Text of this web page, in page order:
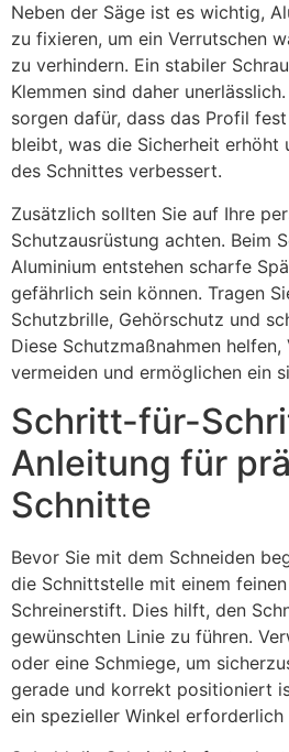
Neben der Säge ist es wichtig,
zu fixieren, um ein Verrutschen
zu verhindern. Ein stabiler
Klemmen sind daher
sorgen dafür, dass das Profil
bleibt, was die Sicherheit erhöht
des Schnittes verbessert.
Zusätzlich sollten Sie auf Ihre
Schutzausrüstung achten. Beim
Aluminium entstehen scharfe
gefährlich sein können. Tragen
Schutzbrille, Gehörschutz und
Diese Schutzmaßnahmen helfen,
vermeiden und ermöglichen ein
Schritt-für-
Anleitung für
Schnitte
Bevor Sie mit dem Schneiden
die Schnittstelle mit einem
Schreinerstift. Dies hilft, den
gewünschten Linie zu führen.
oder eine Schmiege, um
gerade und korrekt positioniert
ein spezieller Winkel erforderlich